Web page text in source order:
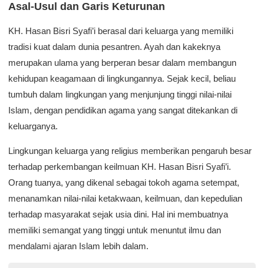
Asal-Usul dan Garis Keturunan
KH. Hasan Bisri Syafi’i berasal dari keluarga yang memiliki
tradisi kuat dalam dunia pesantren. Ayah dan kakeknya
merupakan ulama yang berperan besar dalam membangun
kehidupan keagamaan di lingkungannya. Sejak kecil, beliau
tumbuh dalam lingkungan yang menjunjung tinggi nilai-nilai
Islam, dengan pendidikan agama yang sangat ditekankan di
keluarganya.
Lingkungan keluarga yang religius memberikan pengaruh besar
terhadap perkembangan keilmuan KH. Hasan Bisri Syafi’i.
Orang tuanya, yang dikenal sebagai tokoh agama setempat,
menanamkan nilai-nilai ketakwaan, keilmuan, dan kepedulian
terhadap masyarakat sejak usia dini. Hal ini membuatnya
memiliki semangat yang tinggi untuk menuntut ilmu dan
mendalami ajaran Islam lebih dalam.